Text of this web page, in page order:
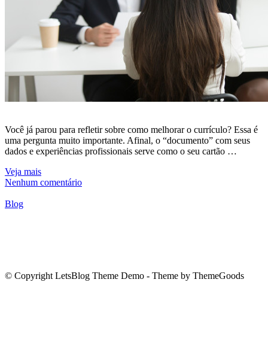
Você já parou para refletir sobre como melhorar o currículo? Essa é
uma pergunta muito importante. Afinal, o “documento” com seus
dados e experiências profissionais serve como o seu cartão …
Veja mais
Nenhum comentário
Blog
© Copyright LetsBlog Theme Demo - Theme by ThemeGoods